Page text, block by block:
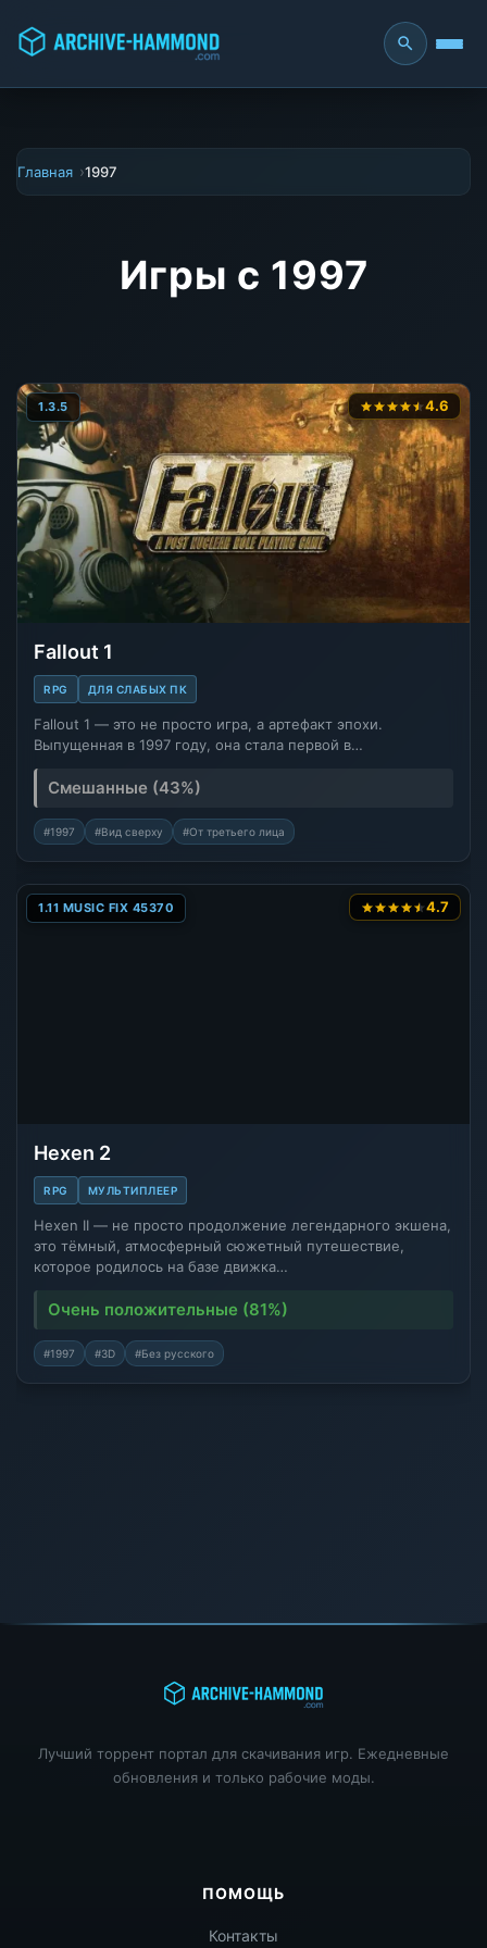
Главная 1997
Игры с 1997
1.3.5 4.6
Fallout 1
RPG ДЛЯ СЛАБЫХ ПК
Fallout 1 — это не просто игра, а артефакт эпохи.
Выпущенная в 1997 году, она стала первой в…
Смешанные (43%)
#1997 #Вид сверху #От третьего лица
1.11 MUSIC FIX 45370 4.7
Hexen 2
RPG МУЛЬТИПЛЕЕР
Hexen II — не просто продолжение легендарного экшена,
это тёмный, атмосферный сюжетный путешествие,
которое родилось на базе движка…
Очень положительные (81%)
#1997 #3D #Без русского
Лучший торрент портал для скачивания игр. Ежедневные
обновления и только рабочие моды.
ПОМОЩЬ
Контакты